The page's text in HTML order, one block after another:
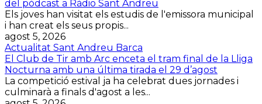
del pòdcast a Ràdio Sant Andreu
Els joves han visitat els estudis de l'emissora municipal
i han creat els seus propis...
agost 5, 2026
Actualitat Sant Andreu Barca
El Club de Tir amb Arc enceta el tram final de la Lliga
Nocturna amb una última tirada el 29 d’agost
La competició estival ja ha celebrat dues jornades i
culminarà a finals d'agost a les...